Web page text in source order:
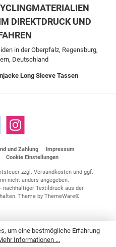
DIREKTDRUCK UND
in der Oberpfalz, Regensburg,
Deutschland
Long Sleeve Tassen
und Zahlung
Impressum
Cookie Einstellungen
zzgl. Versandkostenund ggf.
nicht anders angegeben.
nachhaltiger Textildruck aus der
Theme by ThemeWare®
um eine bestmögliche Erfahrung
Informationen ...